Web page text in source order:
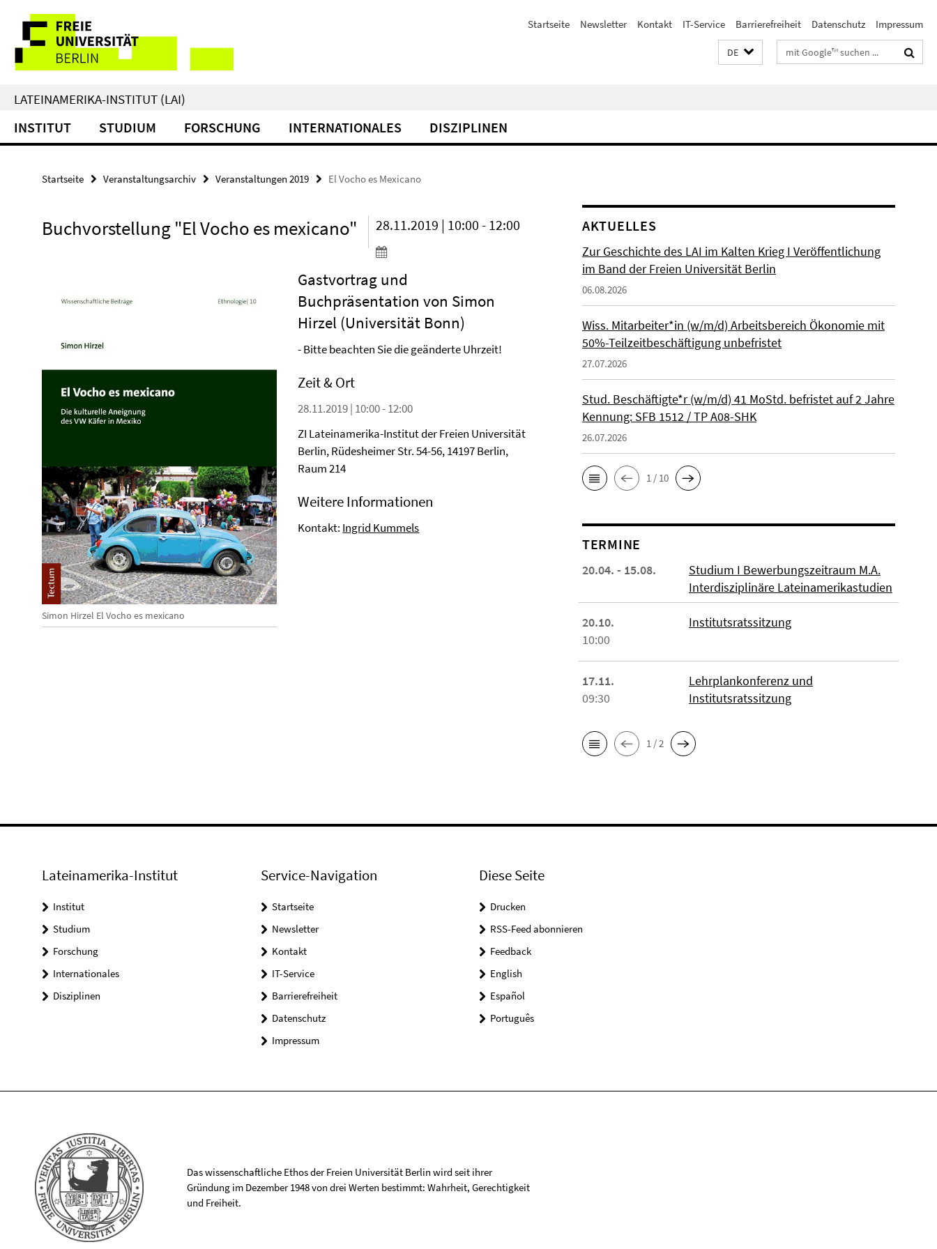
direkt
Inhalt
Service-
Navigation
Startseite Newsletter Kontakt IT-Service Barrierefreiheit Datenschutz Impressum
DE Suchbegriffe
LATEINAMERIKA-INSTITUT (LAI)
INSTITUT STUDIUM FORSCHUNG INTERNATIONALES DISZIPLINEN
Startseite Veranstaltungsarchiv Veranstaltungen 2019 El Vocho es Mexicano
Buchvorstellung "El Vocho es mexicano" 28.11.2019 | 10:00 - 12:00
Simon Hirzel El Vocho es mexicano
Gastvortrag und
Buchpräsentation von Simon
Hirzel (Universität Bonn)
- Bitte beachten Sie die geänderte Uhrzeit!
Zeit & Ort
28.11.2019 | 10:00 - 12:00
ZI Lateinamerika-Institut der Freien Universität
Berlin, Rüdesheimer Str. 54-56, 14197 Berlin,
Raum 214
Weitere Informationen
Kontakt: Ingrid Kummels
AKTUELLES
Zur Geschichte des LAI im Kalten Krieg I Veröffentlichung
im Band der Freien Universität Berlin
06.08.2026
Wiss. Mitarbeiter*in (w/m/d) Arbeitsbereich Ökonomie mit
50%-Teilzeitbeschäftigung unbefristet
27.07.2026
Stud. Beschäftigte*r (w/m/d) 41 MoStd. befristet auf 2 Jahre
Kennung: SFB 1512 / TP A08-SHK
26.07.2026
1 / 10
TERMINE
20.04. - 15.08.
Studium I Bewerbungszeitraum M.A.
Interdisziplinäre Lateinamerikastudien
20.10.
10:00
Institutsratssitzung
17.11.
09:30
Lehrplankonferenz und
Institutsratssitzung
1 / 2
Lateinamerika-Institut
Institut
Studium
Forschung
Internationales
Disziplinen
Service-Navigation
Startseite
Newsletter
Kontakt
IT-Service
Barrierefreiheit
Datenschutz
Impressum
Diese Seite
Drucken
RSS-Feed abonnieren
Feedback
English
Español
Português
Das wissenschaftliche Ethos der Freien Universität Berlin wird seit ihrer
Gründung im Dezember 1948 von drei Werten bestimmt: Wahrheit, Gerechtigkeit
und Freiheit.